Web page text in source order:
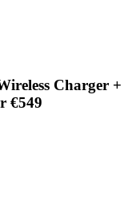
Charger +
€549